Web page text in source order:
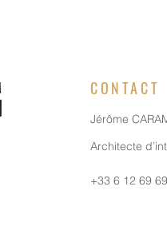
CONTACT
Jérôme
Architecte
+33 6 12 69